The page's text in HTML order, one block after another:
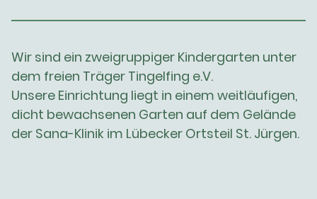
Wir sind ein zweigruppiger Kindergarten unter
dem freien Träger Tingelfing e.V.
Unsere Einrichtung liegt in einem weitläufigen,
dicht bewachsenen Garten auf dem Gelände
der Sana-Klinik im Lübecker Ortsteil St. Jürgen.